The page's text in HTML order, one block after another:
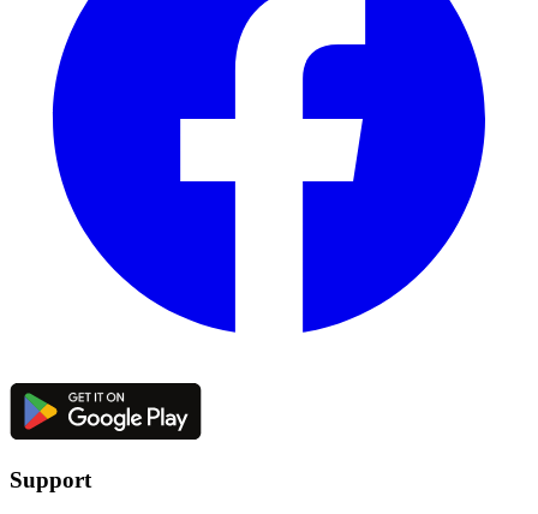
Support